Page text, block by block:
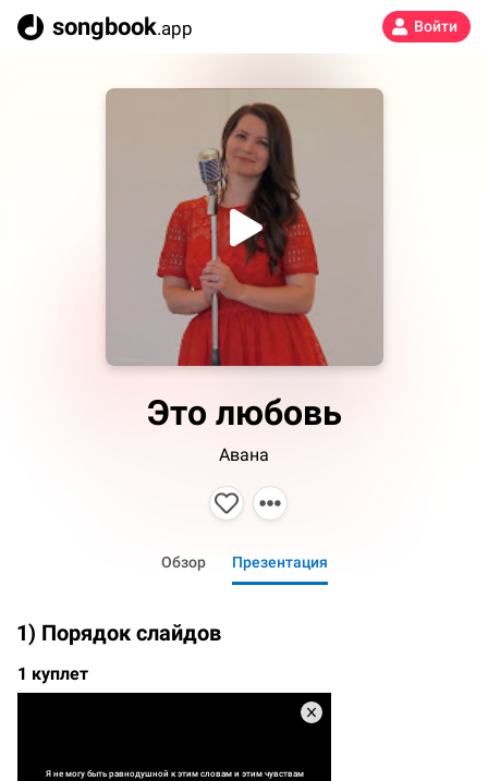
songbook.app Войти
Это любовь
Авана
Обзор Презентация
1) Порядок слайдов
1 куплет
Я не могу быть равнодушной к этим словам и этим чувствам